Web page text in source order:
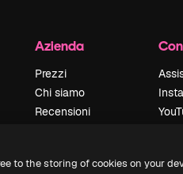
Azienda
Prezzi
Chi siamo
Recensioni
Blog
to the storing of cookies on your